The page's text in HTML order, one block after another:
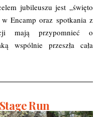
jubileuszu jest „święto
Encamp oraz spotkania z
mają przypomnieć o
wspólnie przeszła cała
Run